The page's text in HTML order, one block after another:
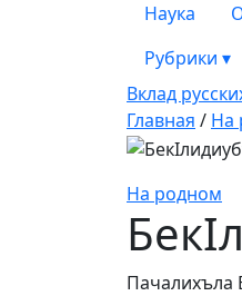
Наука
Рубрики ▾
Вклад
Главная / На
На родном
Пачалихъла